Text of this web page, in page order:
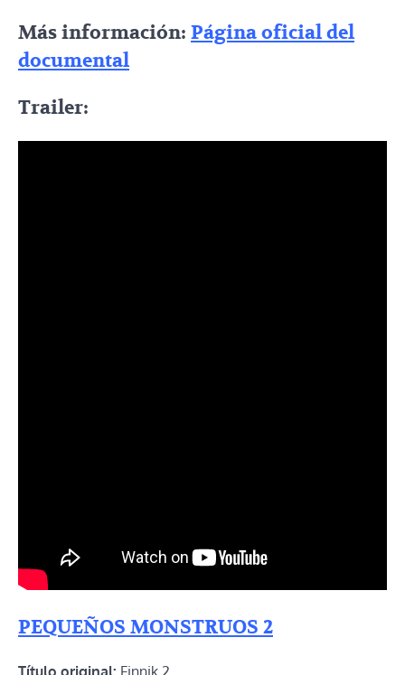
Más información: Página oficial del
documental
Trailer:
PEQUEÑOS MONSTRUOS 2